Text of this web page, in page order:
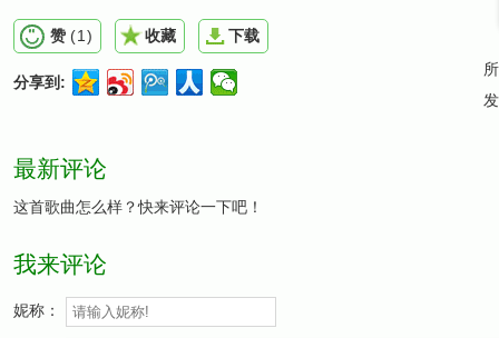
赞 (1 ) 收藏 下载
分享到:
最新评论
这首歌曲怎么样？快来评论一下吧！
我来评论
妮称：